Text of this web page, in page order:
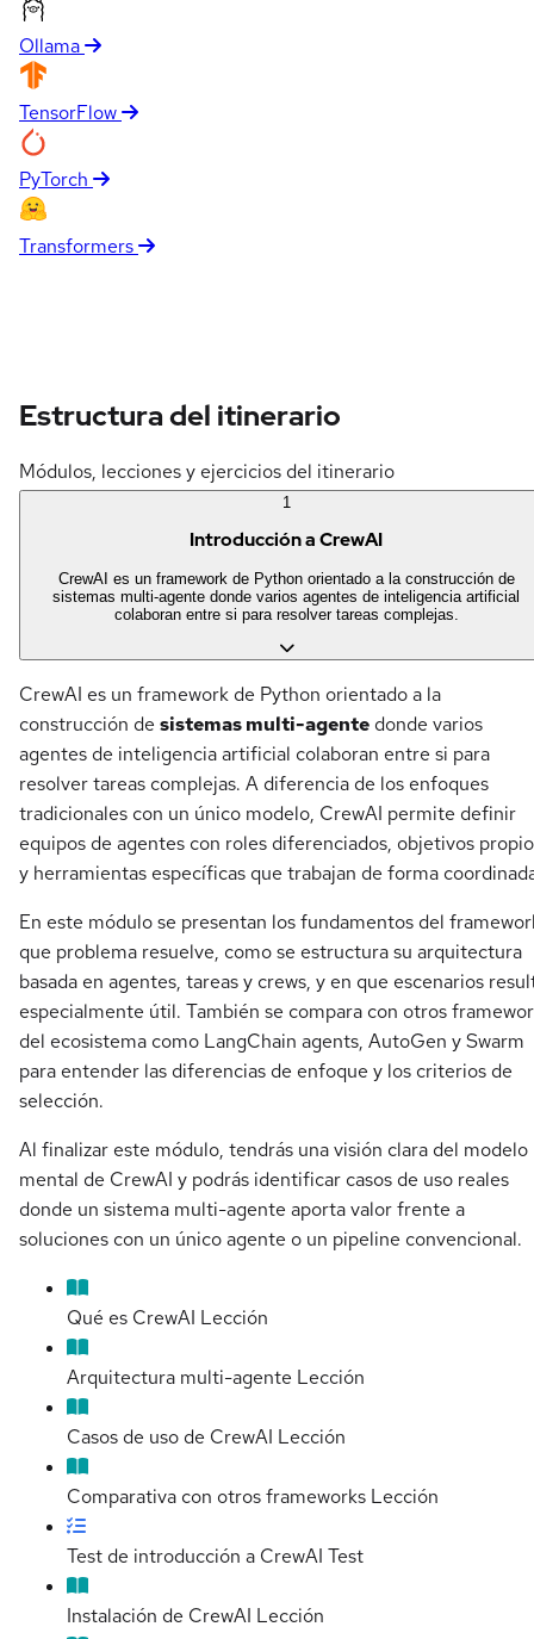
Ollama
TensorFlow
PyTorch
Transformers
Estructura del itinerario
Módulos, lecciones y ejercicios del itinerario
1
Introducción a CrewAI
CrewAI es un framework de Python orientado a la construcción de
sistemas multi-agente donde varios agentes de inteligencia artificial
colaboran entre si para resolver tareas complejas.
CrewAI es un framework de Python orientado a la
construcción de sistemas multi-agente donde varios
agentes de inteligencia artificial colaboran entre si para
resolver tareas complejas. A diferencia de los enfoques
tradicionales con un único modelo, CrewAI permite definir
equipos de agentes con roles diferenciados, objetivos
y herramientas específicas que trabajan de forma
En este módulo se presentan los fundamentos del
que problema resuelve, como se estructura su arquitectura
basada en agentes, tareas y crews, y en que escenarios
especialmente útil. También se compara con otros
del ecosistema como LangChain agents, AutoGen y Swarm
para entender las diferencias de enfoque y los criterios de
selección.
Al finalizar este módulo, tendrás una visión clara del modelo
mental de CrewAI y podrás identificar casos de uso reales
donde un sistema multi-agente aporta valor frente a
soluciones con un único agente o un pipeline convencional.
Qué es CrewAI Lección
Arquitectura multi-agente Lección
Casos de uso de CrewAI Lección
Comparativa con otros frameworks Lección
Test de introducción a CrewAI Test
Instalación de CrewAI Lección